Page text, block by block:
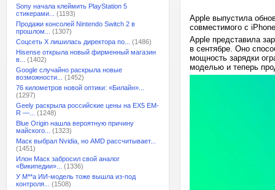
Sony начала клеймить PlayStation 5
стикерами...
(1193)
Продажи консолей Nintendo Switch 2 в
прошлом...
(1307)
Соцсеть X лишилась директора по...
(1486)
Hisense открыла новый фирменный магазин
в...
(1402)
Google случайно раскрыла новые
возможности...
(1452)
76 километров новой оптики: «Билайн»...
(1297)
Geely раскрыла российские цены на EX5 EM-
R —...
(1248)
Blue Origin нашла вероятную причину
майского...
(1323)
Маск выбрал Nvidia, но AMD рассчитывает...
(1451)
Илон Маск забросил свой аналог
«Википедии»...
(1336)
У M**a ИИ-модель тоже вышла из-под
контроля...
(1508)
Apple выпустила
совместимого с
Apple представила
в сентябре. Оно
мощность зарядки
моделью и теперь